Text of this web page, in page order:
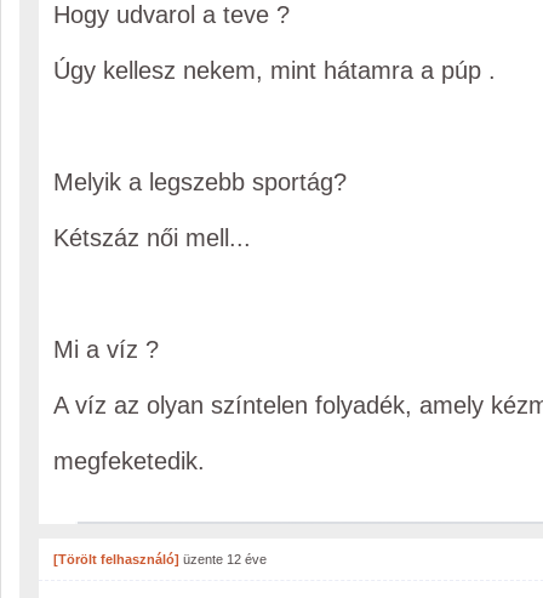
Hogy udvarol a teve ?
Úgy kellesz nekem, mint hátamra a púp .
Melyik a legszebb sportág?
Kétszáz női mell...
Mi a víz ?
A víz az olyan színtelen folyadék, amely
megfeketedik.
[Törölt felhasználó] üzente 12 éve